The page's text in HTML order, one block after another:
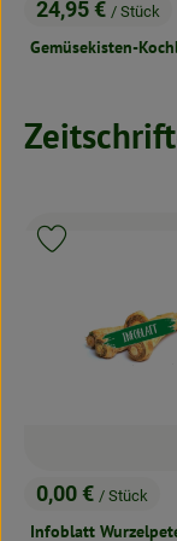
Rezeptarchiv
, Preis:
24,95 € / Stück
Gemüsekisten-
, Preis:
0,00 € / Stück
Infoblatt